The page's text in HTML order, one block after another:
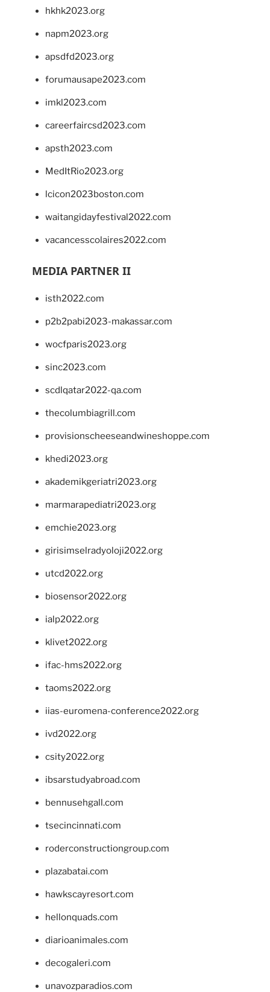
hkhk2023.org
napm2023.org
apsdfd2023.org
forumausape2023.com
imkl2023.com
careerfaircsd2023.com
apsth2023.com
MedItRio2023.org
lcicon2023boston.com
waitangidayfestival2022.com
vacancesscolaires2022.com
MEDIA PARTNER II
isth2022.com
p2b2pabi2023-makassar.com
wocfparis2023.org
sinc2023.com
scdlqatar2022-qa.com
thecolumbiagrill.com
provisionscheeseandwineshoppe.com
khedi2023.org
akademikgeriatri2023.org
marmarapediatri2023.org
emchie2023.org
girisimselradyoloji2022.org
utcd2022.org
biosensor2022.org
ialp2022.org
klivet2022.org
ifac-hms2022.org
taoms2022.org
iias-euromena-conference2022.org
ivd2022.org
csity2022.org
ibsarstudyabroad.com
bennusehgall.com
tsecincinnati.com
roderconstructiongroup.com
plazabatai.com
hawkscayresort.com
hellonquads.com
diarioanimales.com
decogaleri.com
unavozparadios.com